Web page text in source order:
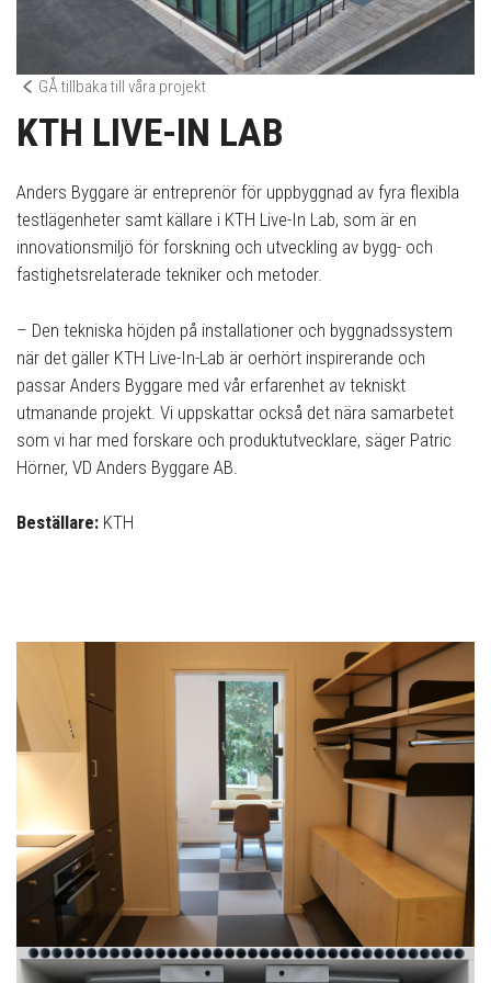
GÅ tillbaka till våra projekt
KTH LIVE-IN LAB
Anders Byggare är entreprenör för uppbyggnad av fyra flexibla
testlägenheter samt källare i KTH Live-In Lab, som är en
innovationsmiljö för forskning och utveckling av bygg- och
fastighetsrelaterade tekniker och metoder.
– Den tekniska höjden på installationer och byggnadssystem
när det gäller KTH Live-In-Lab är oerhört inspirerande och
passar Anders Byggare med vår erfarenhet av tekniskt
utmanande projekt. Vi uppskattar också det nära samarbetet
som vi har med forskare och produktutvecklare, säger Patric
Hörner, VD Anders Byggare AB.
Beställare: KTH